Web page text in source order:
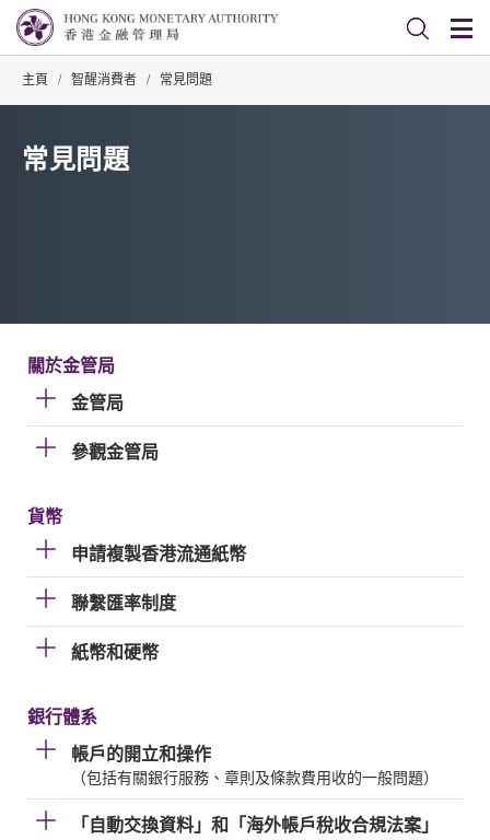
主頁 / 智醒消費者 / 常見問題
常見問題
關於金管局
金管局
參觀金管局
貨幣
申請複製香港流通紙幣
聯繫匯率制度
紙幣和硬幣
銀行體系
帳戶的開立和操作
（包括有關銀行服務、章則及條款費用收的一般問題）
「自動交換資料」和「海外帳戶稅收合規法案」